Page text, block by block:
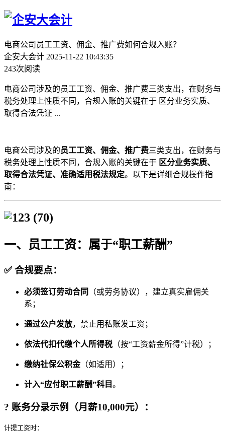
电商公司员工工资、佣金、推广费如何合规入账？
企安大会计 2025-11-22 10:43:35
243次阅读
电商公司涉及的员工工资、佣金、推广费三类支出，在财务与
税务处理上性质不同，合规入账的关键在于 区分业务实质、
取得合法凭证 ...
电商公司涉及的员工工资、佣金、推广费三类支出，在财务与
税务处理上性质不同，合规入账的关键在于 区分业务实质、
取得合法凭证、准确适用税法规定。以下是详细合规操作指
南：
一、员工工资：属于“职工薪酬”
✅ 合规要点：
必须签订劳动合同
（或劳务协议），建立真实雇佣关
系；
通过公户发放，禁止用私账发工资；
依法代扣代缴个人所得税 （按“工资薪金所得”计税）；
缴纳社保公积金（如适用）；
计入“应付职工薪酬”科目。
? 账务分录示例（月薪10,000元）：
计提工资时：